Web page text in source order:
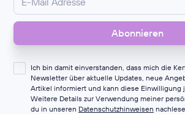
Ich bin damit einverstanden, dass mich die
Newsletter über aktuelle Updates, neue
Artikel informiert und kann diese Einwilligung
Weitere Details zur Verwendung meiner
du in unseren Datenschutzhinweisen